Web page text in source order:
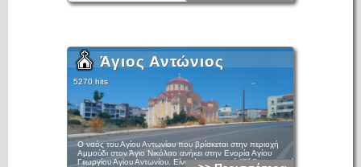
Άγιος Αντώνιος
5270 hits
Ο ναός του Αγίου Αντωνίου που βρίσκεται στην περιοχή
Αμμούδι στον Άγιο Νικόλαο ανήκει στην Ενορία Αγίου
Γεωργίου Αγίου Αντωνίου. Είναι ένας σχετικά νεόδμητος ναός